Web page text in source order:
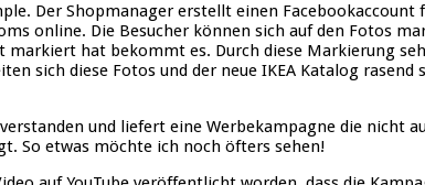
Der Shopmanager erstellt einen Facebookaccount
online. Die Besucher können sich auf den Fotos
markiert hat bekommt es. Durch diese Markierung
sich diese Fotos und der neue IKEA Katalog rasend
und liefert eine Werbekampagne die nicht
So etwas möchte ich noch öfters sehen!